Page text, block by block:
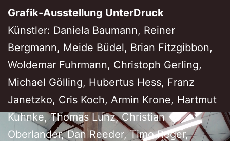
Grafik-Ausstellung UnterDruck
Künstler: Daniela Baumann, Reiner
Bergmann, Meide Büdel, Brian Fitzgibbon,
Woldemar Fuhrmann, Christoph Gerling,
Michael Gölling, Hubertus Hess, Franz
Janetzko, Cris Koch, Armin Krone, Hartmut
Kuhnke, Thomas Lunz, Christian
Oberlander, Dan Reeder, Timo Reger,